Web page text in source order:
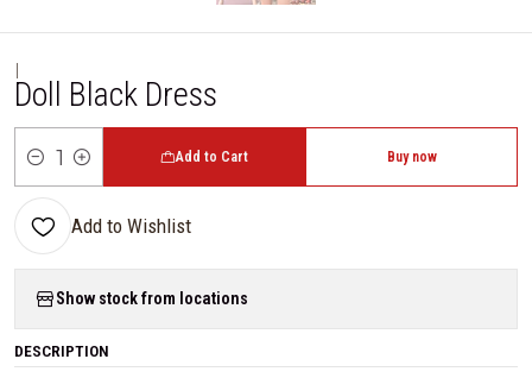
|
Doll Black Dress
Quantity
Add to Cart Buy now
Add to Wishlist
Show stock from locations
DESCRIPTION